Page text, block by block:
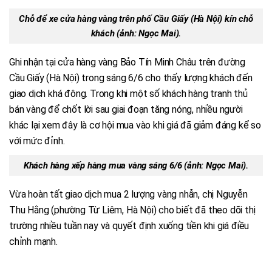
Chỗ để xe cửa hàng vàng trên phố Cầu Giấy (Hà Nội) kín chỗ
khách (ảnh: Ngọc Mai).
Ghi nhận tại cửa hàng vàng Bảo Tín Minh Châu trên đường
Cầu Giấy (Hà Nội) trong sáng 6/6 cho thấy lượng khách đến
giao dịch khá đông. Trong khi một số khách hàng tranh thủ
bán vàng để chốt lời sau giai đoạn tăng nóng, nhiều người
khác lại xem đây là cơ hội mua vào khi giá đã giảm đáng kể so
với mức đỉnh.
Khách hàng xếp hàng mua vàng sáng 6/6 (ảnh: Ngọc Mai).
Vừa hoàn tất giao dịch mua 2 lượng vàng nhẫn, chị Nguyễn
Thu Hằng (phường Từ Liêm, Hà Nội) cho biết đã theo dõi thị
trường nhiều tuần nay và quyết định xuống tiền khi giá điều
chỉnh mạnh.